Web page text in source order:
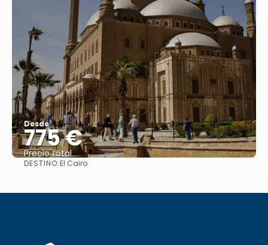
Desde
775 €
Precio total
DESTINO:El Cairo